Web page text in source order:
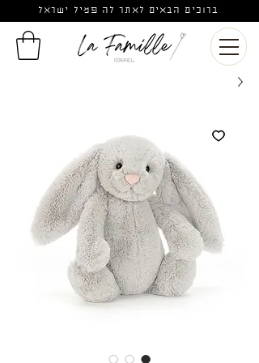
ברוכים הבאים לאתר לה פמיל ישראל